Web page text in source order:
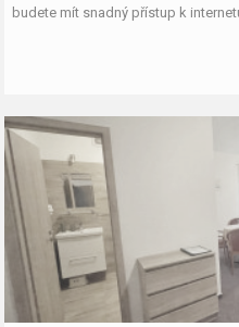
budete mít snadný přístup k